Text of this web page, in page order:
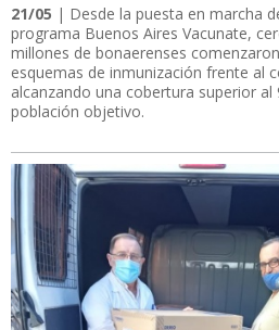
21/05 | Desde la puesta en marcha
programa Buenos Aires Vacunate,
millones de bonaerenses
esquemas de inmunización frente al
alcanzando una cobertura superior al
población objetivo.